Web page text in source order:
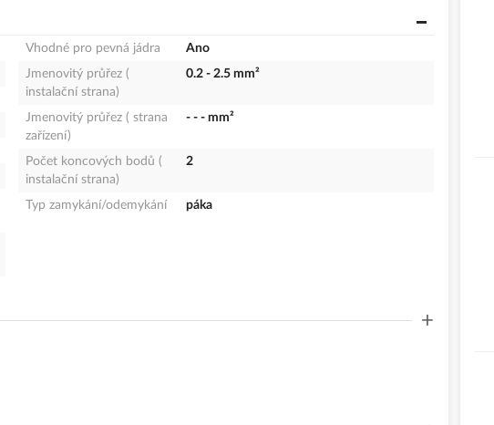
Vhodné pro pevná jádra
Ano
Jmenovitý průřez (
instalační strana)
0.2 - 2.5 mm²
Jmenovitý průřez ( strana
zařízení)
- - - mm²
Počet koncových bodů (
instalační strana)
2
Typ zamykání/odemykání páka
+